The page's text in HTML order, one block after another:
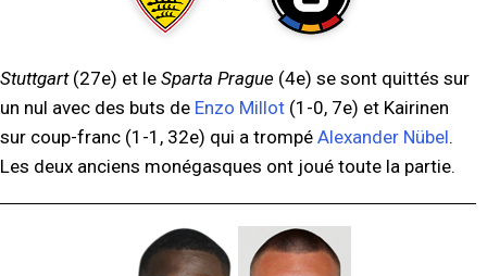
Stuttgart(27e) et le Sparta Prague (4e) se sont quittés sur
un nul avec des buts de Enzo Millot (1-0, 7e) et Kairinen
sur coup-franc (1-1, 32e) qui a trompé Alexander Nübel.
Les deux anciens monégasques ont joué toute la partie.